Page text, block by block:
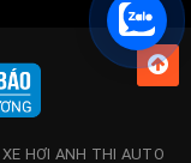
HƠI ANH THI AUTO